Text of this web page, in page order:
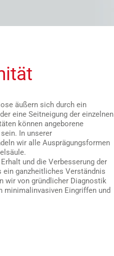
äußern sich durch ein
eine Seitneigung der einzelnen
können angeborene
In unserer
wir alle Ausprägungsformen
und die Verbesserung der
ganzheitliches Verständnis
wir von gründlicher Diagnostik
minimalinvasiven Eingriffen und